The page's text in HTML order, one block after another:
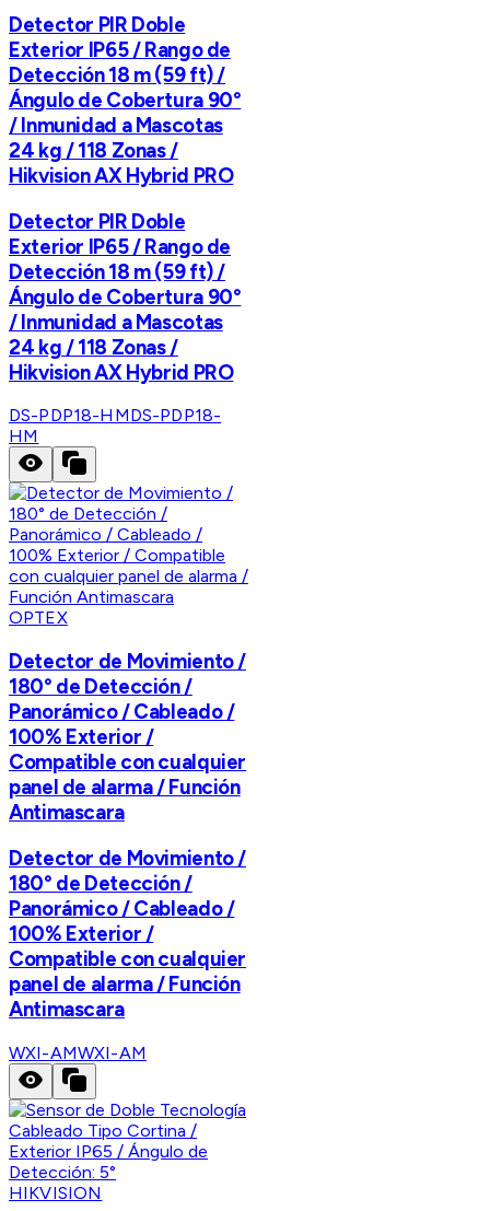
Detector PIR Doble
Exterior IP65 / Rango de
Detección 18 m (59 ft) /
Ángulo de Cobertura 90°
/ Inmunidad a Mascotas
24 kg / 118 Zonas /
Hikvision AX Hybrid PRO
Detector PIR Doble
Exterior IP65 / Rango de
Detección 18 m (59 ft) /
Ángulo de Cobertura 90°
/ Inmunidad a Mascotas
24 kg / 118 Zonas /
Hikvision AX Hybrid PRO
DS-PDP18-HMDS-PDP18-
HM
OPTEX
Detector de Movimiento /
180° de Detección /
Panorámico / Cableado /
100% Exterior /
Compatible con cualquier
panel de alarma / Función
Antimascara
Detector de Movimiento /
180° de Detección /
Panorámico / Cableado /
100% Exterior /
Compatible con cualquier
panel de alarma / Función
Antimascara
WXI-AMWXI-AM
HIKVISION